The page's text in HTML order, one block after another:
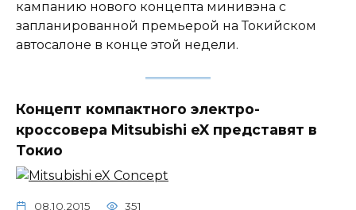
кампанию нового концепта минивэна с
запланированной премьерой на Токийском
автосалоне в конце этой недели.
Концепт компактного электро-
кроссовера Mitsubishi eX представят в
Токио
08.10.2015 351